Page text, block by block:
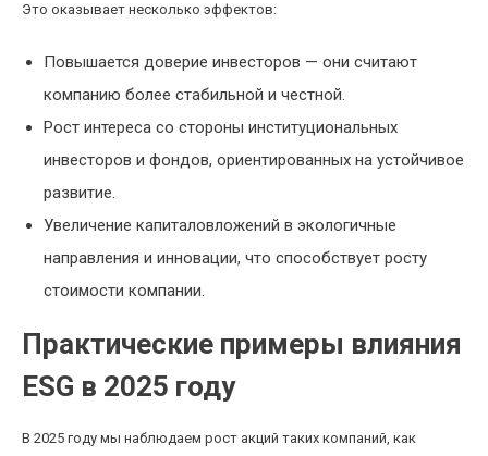
Это оказывает несколько эффектов:
Повышается доверие инвесторов — они считают
компанию более стабильной и честной.
Рост интереса со стороны институциональных
инвесторов и фондов, ориентированных на устойчивое
развитие.
Увеличение капиталовложений в экологичные
направления и инновации, что способствует росту
стоимости компании.
Практические примеры влияния
ESG в 2025 году
В 2025 году мы наблюдаем рост акций таких компаний, как